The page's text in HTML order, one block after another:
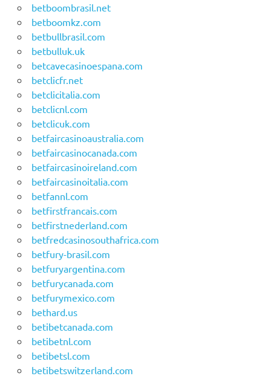
betboombrasil.net
betboomkz.com
betbullbrasil.com
betbulluk.uk
betcavecasinoespana.com
betclicfr.net
betclicitalia.com
betclicnl.com
betclicuk.com
betfaircasinoaustralia.com
betfaircasinocanada.com
betfaircasinoireland.com
betfaircasinoitalia.com
betfannl.com
betfirstfrancais.com
betfirstnederland.com
betfredcasinosouthafrica.com
betfury-brasil.com
betfuryargentina.com
betfurycanada.com
betfurymexico.com
bethard.us
betibetcanada.com
betibetnl.com
betibetsl.com
betibetswitzerland.com